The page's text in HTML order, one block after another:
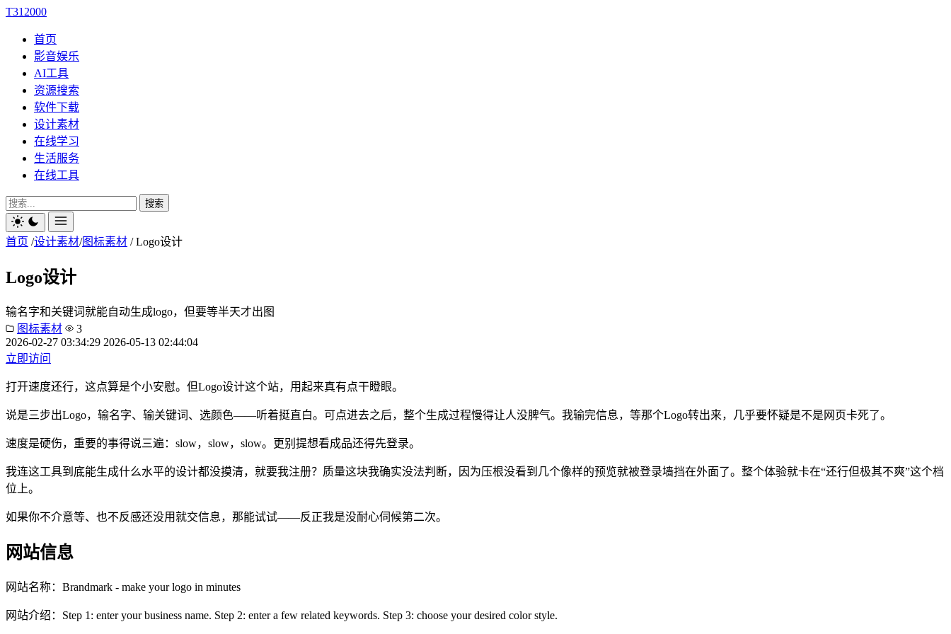
T312000
首页
影音娱乐
AI工具
资源搜索
软件下载
设计素材
在线学习
生活服务
在线工具
搜索
首页 /设计素材/图标素材 / Logo设计
Logo设计
输名字和关键词就能自动生成logo，但要等半天才出图
图标素材
3
2026-02-27 03:34:29 2026-05-13 02:44:04
立即访问
打开速度还行，这点算是个小安慰。但Logo设计这个站，用起来真有点干瞪眼。
说是三步出Logo，输名字、输关键词、选颜色——听着挺直白。可点进去之后，整个生成过程慢得让人没脾气。我输完信息，等那个Logo转出来，几乎要怀疑是不是网页卡死了。
速度是硬伤，重要的事得说三遍：slow，slow，slow。更别提想看成品还得先登录。
我连这工具到底能生成什么水平的设计都没摸清，就要我注册？质量这块我确实没法判断，因为压根没看到几个像样的预览就被登录墙挡在外面了。整个体验就卡在“还行但极其不爽”这个档
位上。
如果你不介意等、也不反感还没用就交信息，那能试试——反正我是没耐心伺候第二次。
网站信息
网站名称： Brandmark - make your logo in minutes
网站介绍： Step 1: enter your business name. Step 2: enter a few related keywords. Step 3: choose your desired color style.